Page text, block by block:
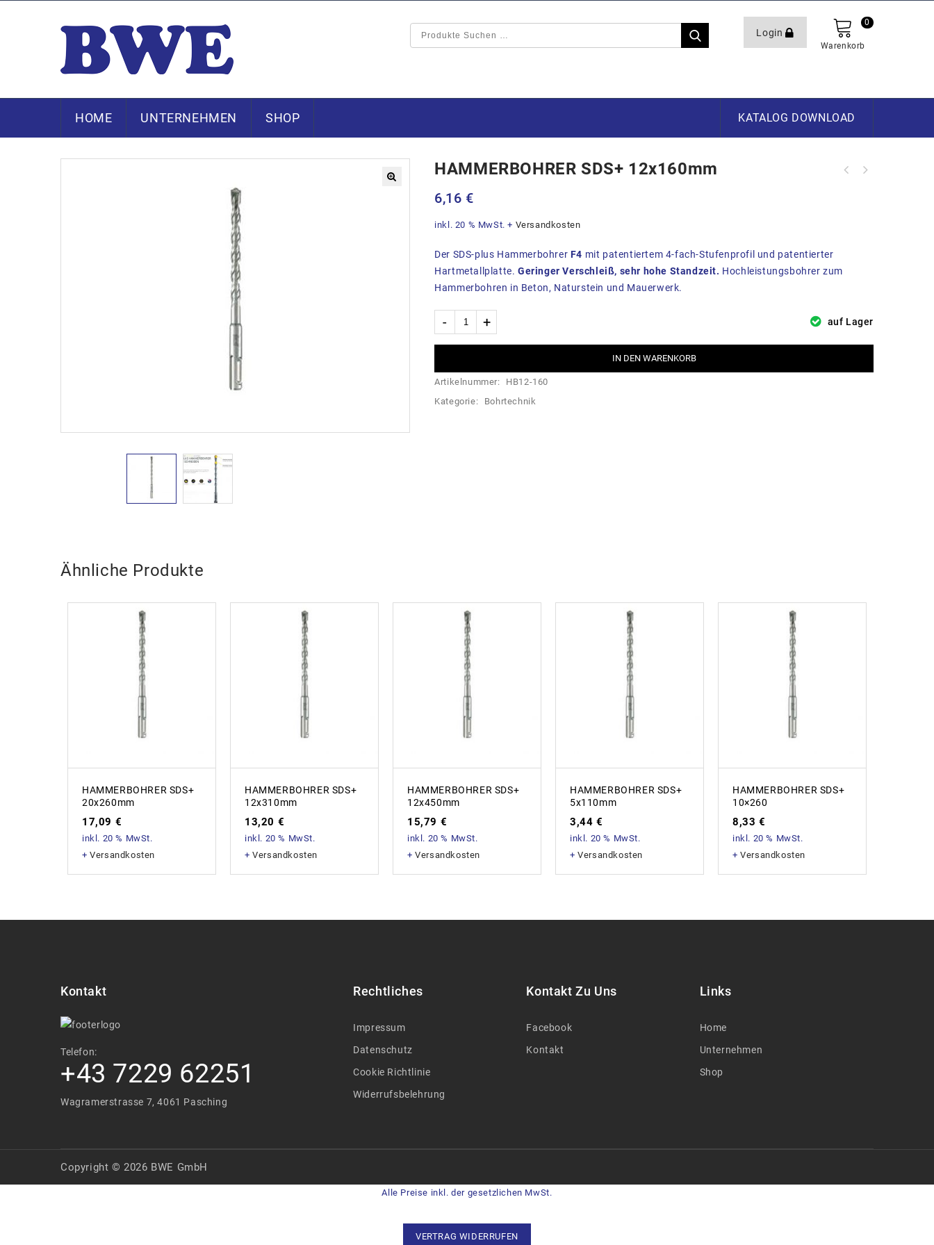
Login
Warenkorb
0
HOME UNTERNEHMEN SHOP KATALOG DOWNLOAD
HAMMERBOHRER SDS+ 12x160mm
6,16 €
inkl. 20 % MwSt. + Versandkosten
Der SDS-plus Hammerbohrer F4 mit patentiertem 4-fach-Stufenprofil und patentierter
Hartmetallplatte. Geringer Verschleiß, sehr hohe Standzeit. Hochleistungsbohrer zum
Hammerbohren in Beton, Naturstein und Mauerwerk.
auf Lager
IN DEN WARENKORB
Artikelnummer:
HB12-160
Kategorie:
Bohrtechnik
Ähnliche Produkte
HAMMERBOHRER SDS+
20x260mm
17,09 €
inkl. 20 % MwSt.
+Versandkosten
HAMMERBOHRER SDS+
12x310mm
13,20 €
inkl. 20 % MwSt.
+Versandkosten
HAMMERBOHRER SDS+
12x450mm
15,79 €
inkl. 20 % MwSt.
+Versandkosten
HAMMERBOHRER SDS+
5x110mm
3,44 €
inkl. 20 % MwSt.
+Versandkosten
HAMMERBOHRER SDS+
10×260
8,33 €
inkl. 20 % MwSt.
+Versandkosten
Kontakt
Telefon:
+43 7229 62251
Wagramerstrasse 7, 4061 Pasching
Rechtliches
Impressum
Datenschutz
Cookie Richtlinie
Widerrufsbelehrung
Kontakt Zu Uns
Facebook
Kontakt
Links
Home
Unternehmen
Shop
Copyright © 2026 BWE GmbH
Alle Preise inkl. der gesetzlichen MwSt.
VERTRAG WIDERRUFEN